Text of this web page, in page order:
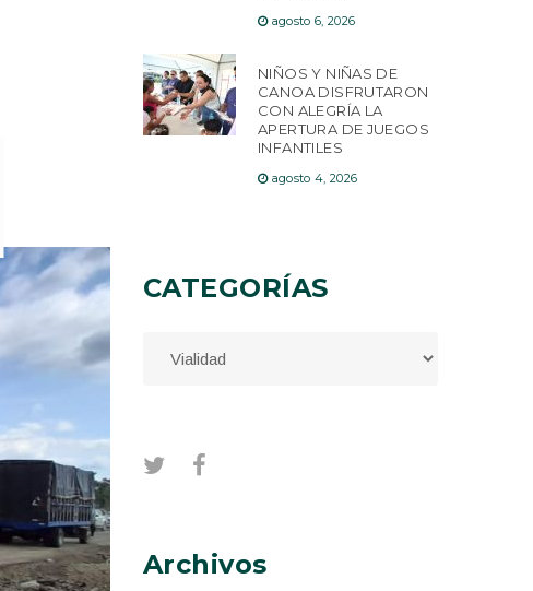
agosto 6, 2026
NIÑOS Y NIÑAS DE
CANOA DISFRUTARON
CON ALEGRÍA LA
APERTURA DE JUEGOS
INFANTILES
agosto 4, 2026
CATEGORÍAS
Archivos